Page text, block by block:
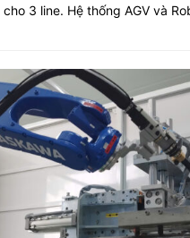
3 line. Hệ thống AGV và